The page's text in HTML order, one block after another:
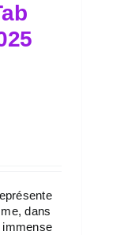
dans
immense